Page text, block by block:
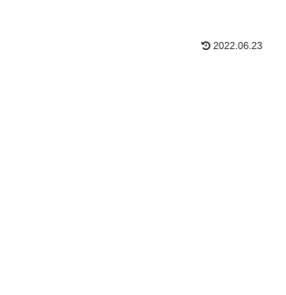
2022.06.23